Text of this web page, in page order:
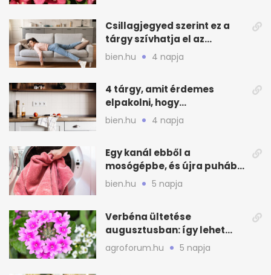
Csillagjegyed szerint ez a
tárgy szívhatja el az
otthonod energiáját
bien.hu 4 napja
4 tárgy, amit érdemes
elpakolni, hogy
hűvösebbnek tűnjön a lakás
bien.hu 4 napja
Egy kanál ebből a
mosógépbe, és újra puhább
lesz a törölköző
bien.hu 5 napja
Verbéna ültetése
augusztusban: így lehet
még idén virágos a kert
agroforum.hu 5 napja